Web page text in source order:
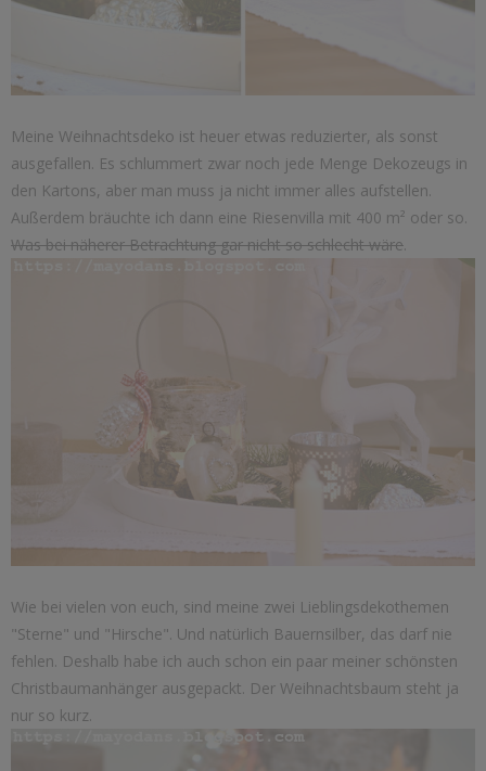
Meine Weihnachtsdeko ist heuer etwas reduzierter, als sonst
ausgefallen. Es schlummert zwar noch jede Menge Dekozeugs in
den Kartons, aber man muss ja nicht immer alles aufstellen.
Außerdem bräuchte ich dann eine Riesenvilla mit 400 m² oder so.
Was bei näherer Betrachtung gar nicht so schlecht wäre.
Wie bei vielen von euch, sind meine zwei Lieblingsdekothemen
"Sterne" und "Hirsche". Und natürlich Bauernsilber, das darf nie
fehlen. Deshalb habe ich auch schon ein paar meiner schönsten
Christbaumanhänger ausgepackt. Der Weihnachtsbaum steht ja
nur so kurz.